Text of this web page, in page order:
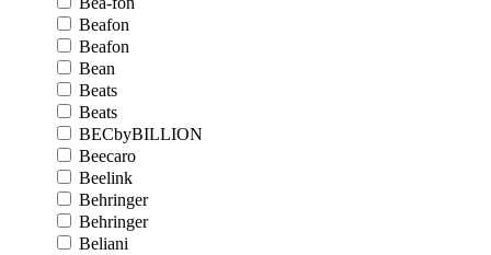
Beafon
Beafon
Bean
Beats
Beats
BECbyBILLION
Beecaro
Beelink
Behringer
Behringer
Beliani